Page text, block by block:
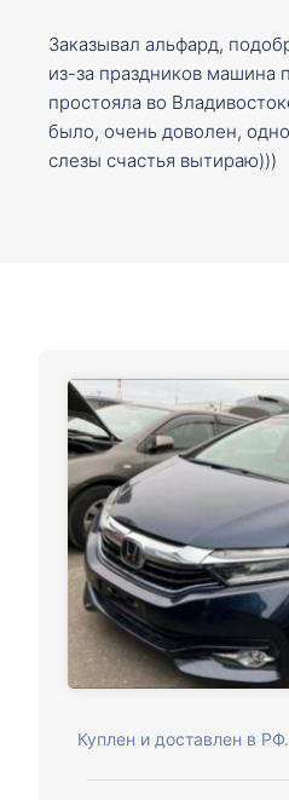
Заказывал альфард,
из-за праздников машина
простояла во
было, очень доволен,
слезы счастья вытираю)))
Куплен и доставлен в